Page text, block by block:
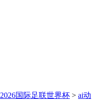
2026国际足联世界杯 > ai动